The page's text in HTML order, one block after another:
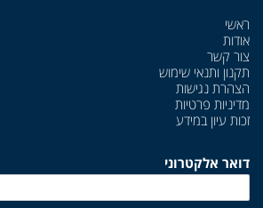
ראשי
אודות
צור קשר
תקנון ותנאי שימוש
הצהרת נגישות
מדיניות פרטיות
זכות עיון במידע
דואר אלקטרוני